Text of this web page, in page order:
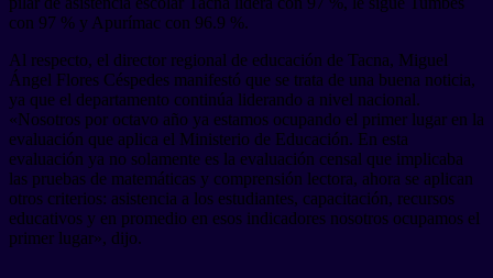
con 97 % y Apurímac con 96.9 %.
Al respecto, el director regional de educación de Tacna, Miguel
Ángel Flores Céspedes manifestó que se trata de una buena noticia,
ya que el departamento continúa liderando a nivel nacional.
«Nosotros por octavo año ya estamos ocupando el primer lugar en la
evaluación que aplica el Ministerio de Educación. En esta
evaluación ya no solamente es la evaluación censal que implicaba
las pruebas de matemáticas y comprensión lectora, ahora se aplican
otros criterios: asistencia a los estudiantes, capacitación, recursos
educativos y en promedio en esos indicadores nosotros ocupamos el
primer lugar», dijo.